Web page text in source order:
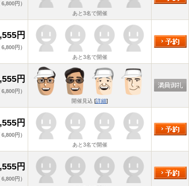
6,800円）
あと3名で開催
円
6,800円）
あと3名で開催
円
6,800円）
開催見込 [詳細]
円
6,800円）
あと3名で開催
円
6,800円）